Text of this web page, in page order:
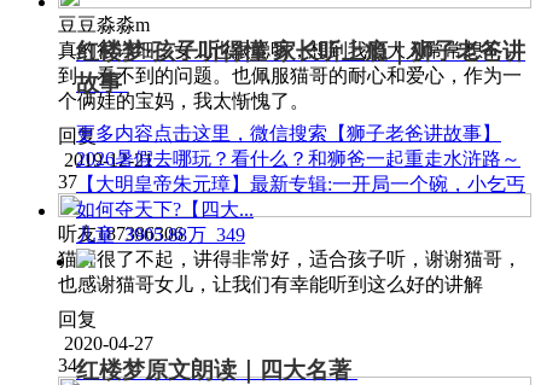
豆豆淼淼m
真的很详细，女儿也很聪明，想到我们大人常常想不
到，看不到的问题。也佩服猫哥的耐心和爱心，作为一
个俩娃的宝妈，我太惭愧了。
回复
2019-12-21
37
听友187386306
猫哥很了不起，讲得非常好，适合孩子听，谢谢猫哥，
也感谢猫哥女儿，让我们有幸能听到这么好的讲解
回复
2020-04-27
34
红楼梦·孩子听得懂 家长听上瘾｜狮子老爸讲
故事
更多内容点击这里，微信搜索【狮子老爸讲故事】
2026暑假去哪玩？看什么？和狮爸一起重走水浒路～
【大明皇帝朱元璋】最新专辑:一开局一个碗，小乞丐
如何夺天下?【四大...
儿童 3905.88万 349
红楼梦原文朗读｜四大名著